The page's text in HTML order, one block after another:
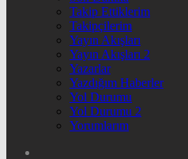
Takip Ettiklerim
Takipçilerim
Yayın Akışları
Yayın Akışları 2
Yazarlar
Yazdığım Haberler
Yol Durumu
Yol Durumu 2
Yorumlarım